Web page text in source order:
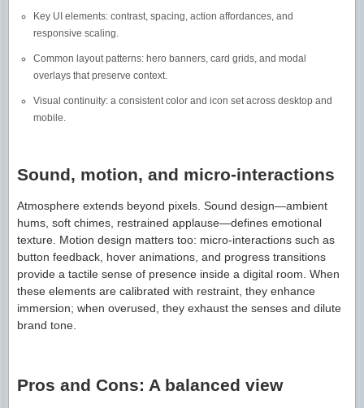
Key UI elements: contrast, spacing, action affordances, and
responsive scaling.
Common layout patterns: hero banners, card grids, and modal
overlays that preserve context.
Visual continuity: a consistent color and icon set across desktop and
mobile.
Sound, motion, and micro-interactions
Atmosphere extends beyond pixels. Sound design—ambient
hums, soft chimes, restrained applause—defines emotional
texture. Motion design matters too: micro-interactions such as
button feedback, hover animations, and progress transitions
provide a tactile sense of presence inside a digital room. When
these elements are calibrated with restraint, they enhance
immersion; when overused, they exhaust the senses and dilute
brand tone.
Pros and Cons: A balanced view